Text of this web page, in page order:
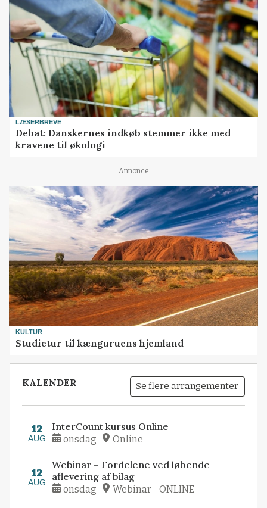
LÆSERBREVE
Debat: Danskernes indkøb stemmer ikke med
kravene til økologi
Annonce
KULTUR
Studietur til kænguruens hjemland
KALENDER Se flere arrangementer
12
AUG
InterCount kursus Online
onsdag Online
12
AUG
Webinar – Fordelene ved løbende
aflevering af bilag
onsdag Webinar - ONLINE